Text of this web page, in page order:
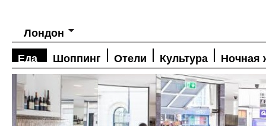
Лондон
Еда Шоппинг Отели Культура Ночная